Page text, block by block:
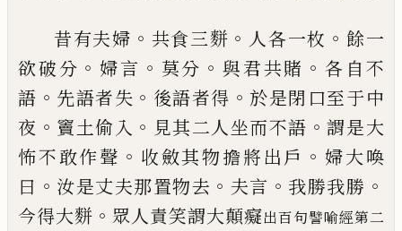
昔有夫婦 。 共食三䴵 。 人各一枚 。 餘一
欲破分 。 婦言 。 莫分 。 與君共賭 。 各自不
語 。 先語者失 。 後語者得 。 於是閉口至于中
夜 。 竇土偷 入 。 見其二人坐而不語 。謂是大
怖不敢作聲 。 收斂其物擔將出戶 。 婦大喚
曰 。 汝是丈夫那置物去 。 夫言 。 我勝我勝 。
今得大䴵 。 眾人責笑謂大顛癡出百句譬喻經第二